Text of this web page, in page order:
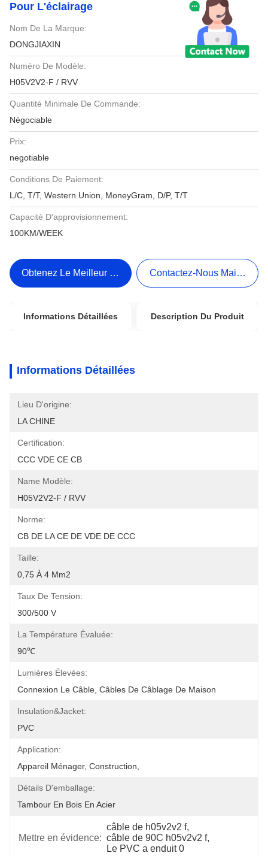
Pour L'éclairage
Nom De La Marque:
DONGJIAXIN
Numéro De Modèle:
H05V2V2-F / RVV
Quantité Minimale De Commande:
Négociable
Prix:
negotiable
Conditions De Paiement:
L/C, T/T, Western Union, MoneyGram, D/P, T/T
Capacité D'approvisionnement:
100KM/WEEK
Obtenez Le Meilleur Prix Contactez-Nous Maintenant
Informations Détaillées Description Du Produit
Informations Détaillées
Lieu D'origine:
LA CHINE
Certification:
CCC VDE CE CB
Name Modèle:
H05V2V2-F / RVV
Norme:
CB DE LA CE DE VDE DE CCC
Taille:
0,75 À 4 Mm2
Taux De Tension:
300/500 V
La Température Évaluée:
90℃
Lumières Élevées:
Connexion Le Câble, Câbles De Câblage De Maison
Insulation&Jacket:
PVC
Application:
Appareil Ménager, Construction,
Détails D'emballage:
Tambour En Bois En Acier
Mettre en évidence:
câble de h05v2v2 f,
câble de 90C h05v2v2 f,
Le PVC a enduit 0